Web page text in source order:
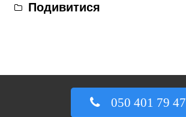
Подивитися
050 401 79 47